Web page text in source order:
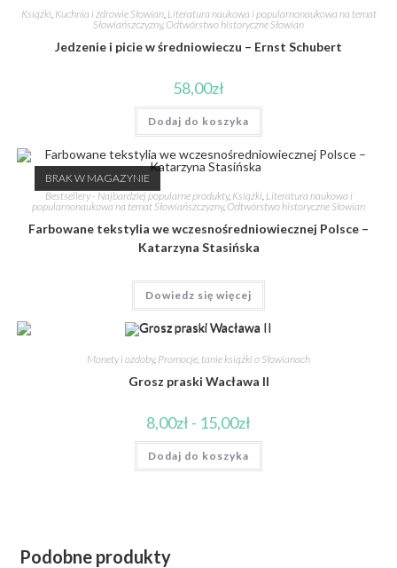
Książki, Kuchnia i zdrowie Słowian, Literatura naukowa i popularnonaukowa na temat
Słowiańszczyzny, Odtwórstwo historyczne Słowian
Jedzenie i picie w średniowieczu – Ernst Schubert
58,00zł
Dodaj do koszyka
BRAK W MAGAZYNIE
Bestsellery - Najbardziej popularne produkty, Książki, Literatura naukowa i
popularnonaukowa na temat Słowiańszczyzny,Odtwórstwo historyczne Słowian
Farbowane tekstylia we wczesnośredniowiecznej Polsce –
Katarzyna Stasińska
Dowiedz się więcej
Monety i ozdoby, Promocje, tanie książki o Słowianach
Grosz praski Wacława II
8,00zł- 15,00zł
Dodaj do koszyka
Podobne produkty